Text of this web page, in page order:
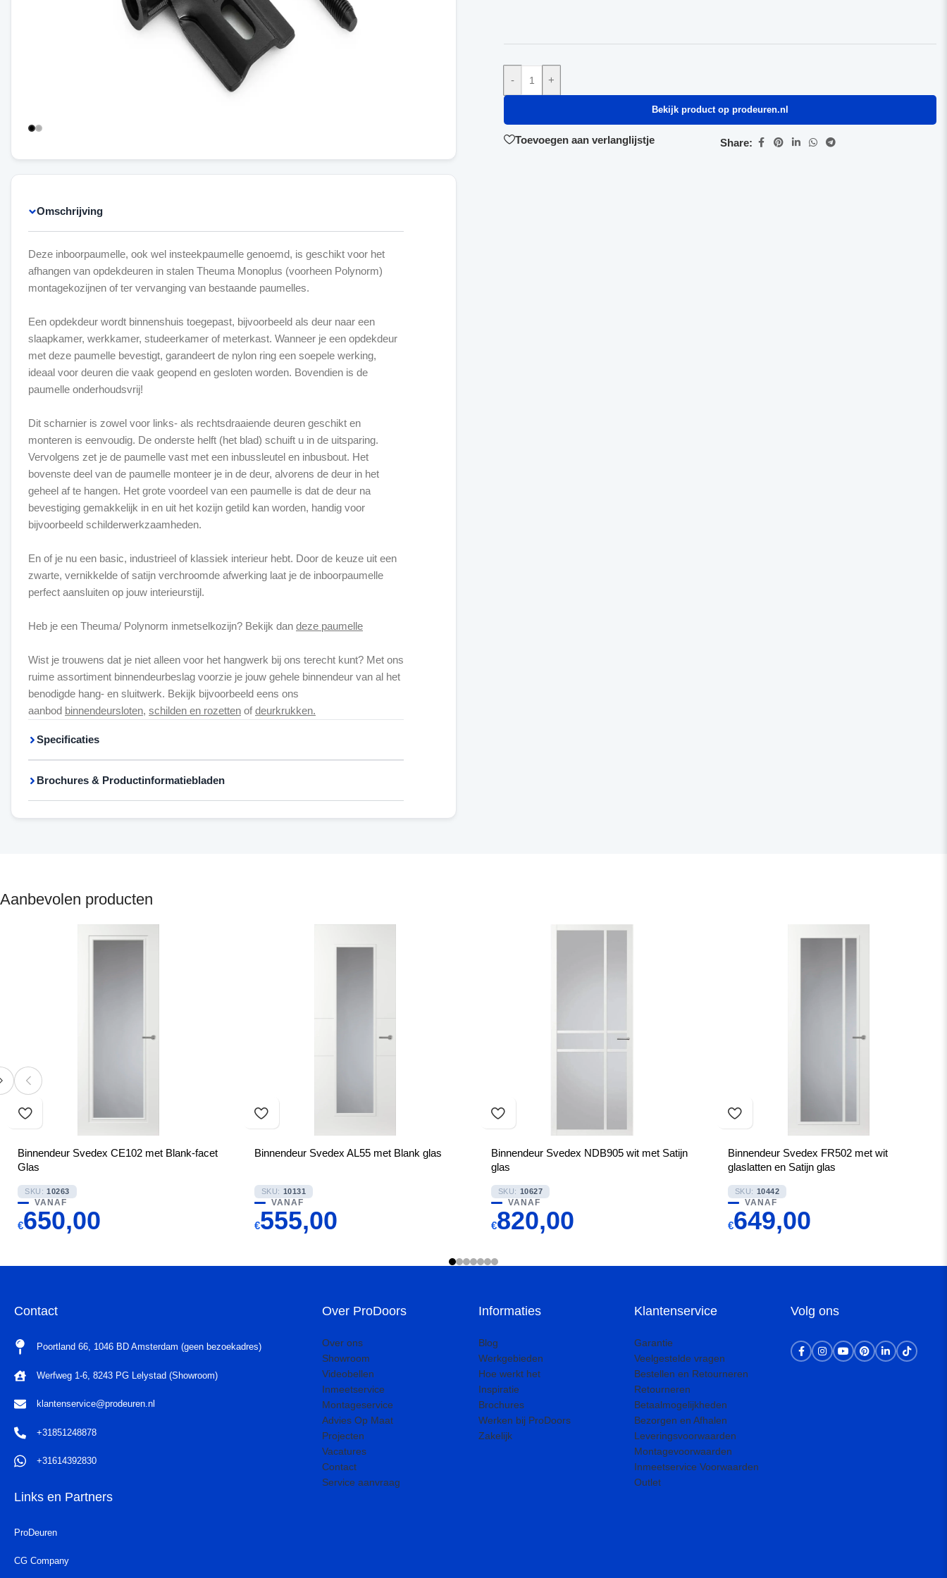
Omschrijving
Deze inboorpaumelle, ook wel insteekpaumelle genoemd, is geschikt voor het
afhangen van opdekdeuren in stalen Theuma Monoplus (voorheen Polynorm)
montagekozijnen of ter vervanging van bestaande paumelles.
Een opdekdeur wordt binnenshuis toegepast, bijvoorbeeld als deur naar een
slaapkamer, werkkamer, studeerkamer of meterkast. Wanneer je een opdekdeur
met deze paumelle bevestigt, garandeert de nylon ring een soepele werking,
ideaal voor deuren die vaak geopend en gesloten worden. Bovendien is de
paumelle onderhoudsvrij!
Dit scharnier is zowel voor links- als rechtsdraaiende deuren geschikt en
monteren is eenvoudig. De onderste helft (het blad) schuift u in de uitsparing.
Vervolgens zet je de paumelle vast met een inbussleutel en inbusbout. Het
bovenste deel van de paumelle monteer je in de deur, alvorens de deur in het
geheel af te hangen. Het grote voordeel van een paumelle is dat de deur na
bevestiging gemakkelijk in en uit het kozijn getild kan worden, handig voor
bijvoorbeeld schilderwerkzaamheden.
En of je nu een basic, industrieel of klassiek interieur hebt. Door de keuze uit een
zwarte, vernikkelde of satijn verchroomde afwerking laat je de inboorpaumelle
perfect aansluiten op jouw interieurstijl.
Heb je een Theuma/ Polynorm inmetselkozijn? Bekijk dan deze paumelle
Wist je trouwens dat je niet alleen voor het hangwerk bij ons terecht kunt? Met ons
ruime assortiment binnendeurbeslag voorzie je jouw gehele binnendeur van al het
benodigde hang- en sluitwerk. Bekijk bijvoorbeeld eens ons
aanbod binnendeursloten, schilden en rozetten ofdeurkrukken.
Specificaties
Brochures & Productinformatiebladen
- +
Bekijk product op prodeuren.nl
Toevoegen aan verlanglijstje Share:
Aanbevolen producten
Binnendeur Svedex CE102 met Blank-facet
Glas
SKU: 10263
VANAF
€650,00
Binnendeur Svedex AL55 met Blank glas
SKU: 10131
VANAF
€555,00
Binnendeur Svedex NDB905 wit met Satijn
glas
SKU: 10627
VANAF
€820,00
Binnendeur Svedex FR502 met wit
glaslatten en Satijn glas
SKU: 10442
VANAF
€649,00
Contact
Poortland 66, 1046 BD Amsterdam (geen bezoekadres)
Werfweg 1-6, 8243 PG Lelystad (Showroom)
klantenservice@prodeuren.nl
+31851248878
+31614392830
Links en Partners
ProDeuren
CG Company
Over ProDoors
Over ons
Showroom
Videobellen
Inmeetservice
Montageservice
Advies Op Maat
Projecten
Vacatures
Contact
Service aanvraag
Informaties
Blog
Werkgebieden
Hoe werkt het
Inspiratie
Brochures
Werken bij ProDoors
Zakelijk
Klantenservice
Garantie
Veelgestelde vragen
Bestellen en Retourneren
Retourneren
Betaalmogelijkheden
Bezorgen en Afhalen
Leveringsvoorwaarden
Montagevoorwaarden
Inmeetservice Voorwaarden
Outlet
Volg ons